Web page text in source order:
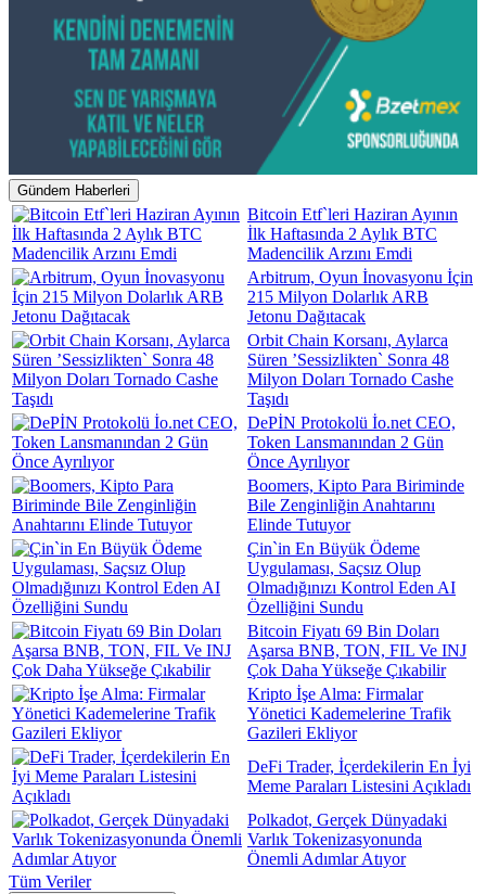
Gündem Haberleri
Bitcoin Etf`leri Haziran Ayının
İlk Haftasında 2 Aylık BTC
Madencilik Arzını Emdi
Arbitrum, Oyun İnovasyonu İçin
215 Milyon Dolarlık ARB
Jetonu Dağıtacak
Orbit Chain Korsanı, Aylarca
Süren ’Sessizlikten` Sonra 48
Milyon Doları Tornado Cashe
Taşıdı
DePİN Protokolü İo.net CEO,
Token Lansmanından 2 Gün
Önce Ayrılıyor
Boomers, Kipto Para Biriminde
Bile Zenginliğin Anahtarını
Elinde Tutuyor
Çin`in En Büyük Ödeme
Uygulaması, Saçsız Olup
Olmadığınızı Kontrol Eden AI
Özelliğini Sundu
Bitcoin Fiyatı 69 Bin Doları
Aşarsa BNB, TON, FIL Ve INJ
Çok Daha Yükseğe Çıkabilir
Kripto İşe Alma: Firmalar
Yönetici Kademelerine Trafik
Gazileri Ekliyor
DeFi Trader, İçerdekilerin En İyi
Meme Paraları Listesini Açıkladı
Polkadot, Gerçek Dünyadaki
Varlık Tokenizasyonunda
Önemli Adımlar Atıyor
Tüm Veriler